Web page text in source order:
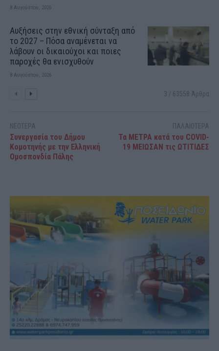
8 Αυγούστου, 2026
Αυξήσεις στην εθνική σύνταξη από
το 2027 – Πόσα αναμένεται να
λάβουν οι δικαιούχοι και ποιες
παροχές θα ενισχυθούν
8 Αυγούστου, 2026
3 / 63558 Άρθρα
ΝΕΟΤΕΡΑ
Συνεργασία του Δήμου
Κομοτηνής με την Ελληνική
Ομοσπονδία Πάλης
ΠΑΛΑΙΟΤΕΡΑ
Τα ΜΕΤΡΑ κατά του COVID-
19 ΜΕΙΩΣΑΝ τις ΩΤΙΤΙΔΕΣ